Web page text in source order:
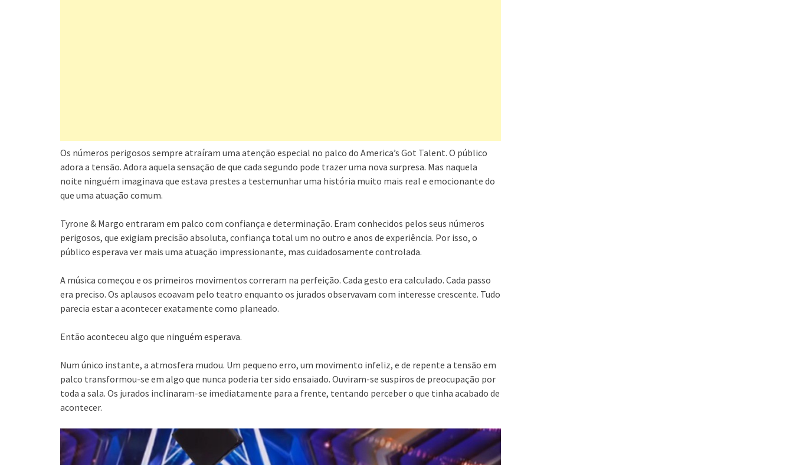
Os números perigosos sempre atraíram uma atenção especial no palco do America’s Got Talent. O público
adora a tensão. Adora aquela sensação de que cada segundo pode trazer uma nova surpresa. Mas naquela
noite ninguém imaginava que estava prestes a testemunhar uma história muito mais real e emocionante do
que uma atuação comum.
Tyrone & Margo entraram em palco com confiança e determinação. Eram conhecidos pelos seus números
perigosos, que exigiam precisão absoluta, confiança total um no outro e anos de experiência. Por isso, o
público esperava ver mais uma atuação impressionante, mas cuidadosamente controlada.
A música começou e os primeiros movimentos correram na perfeição. Cada gesto era calculado. Cada passo
era preciso. Os aplausos ecoavam pelo teatro enquanto os jurados observavam com interesse crescente. Tudo
parecia estar a acontecer exatamente como planeado.
Então aconteceu algo que ninguém esperava.
Num único instante, a atmosfera mudou. Um pequeno erro, um movimento infeliz, e de repente a tensão em
palco transformou-se em algo que nunca poderia ter sido ensaiado. Ouviram-se suspiros de preocupação por
toda a sala. Os jurados inclinaram-se imediatamente para a frente, tentando perceber o que tinha acabado de
acontecer.